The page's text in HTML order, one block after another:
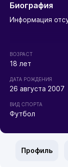
Биография
Информация
ВОЗРАСТ
18 лет
ДАТА РОЖДЕНИЯ
26 августа 2007
ВИД СПОРТА
Футбол
Профиль